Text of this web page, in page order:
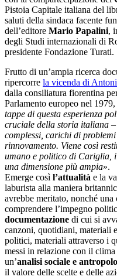
Pistoia Capitale italiana del
saluti della sindaca facente
dell’editore Mario Papalini,
degli Studi internazionali di
presidente Fondazione Turati.
Frutto di un’ampia ricerca
ripercorre la vicenda di
dalla consiliatura fiorentina
Parlamento europeo nel
tappe di questa esperienza
cruciale della storia italiana
complessi, carichi di
rinnovamento. Viene così
umano e politico di Cariglia,
una dimensione più ampia».
Emerge così l’attualità e la
laburista alla maniera
avrebbe meritato, nonché
comprendere l’impegno
documentazione di cui si
canzoni, quotidiani, materiali
politici, materiali attraverso i
messi in relazione con il
un’analisi sociale e
il valore delle scelte e delle